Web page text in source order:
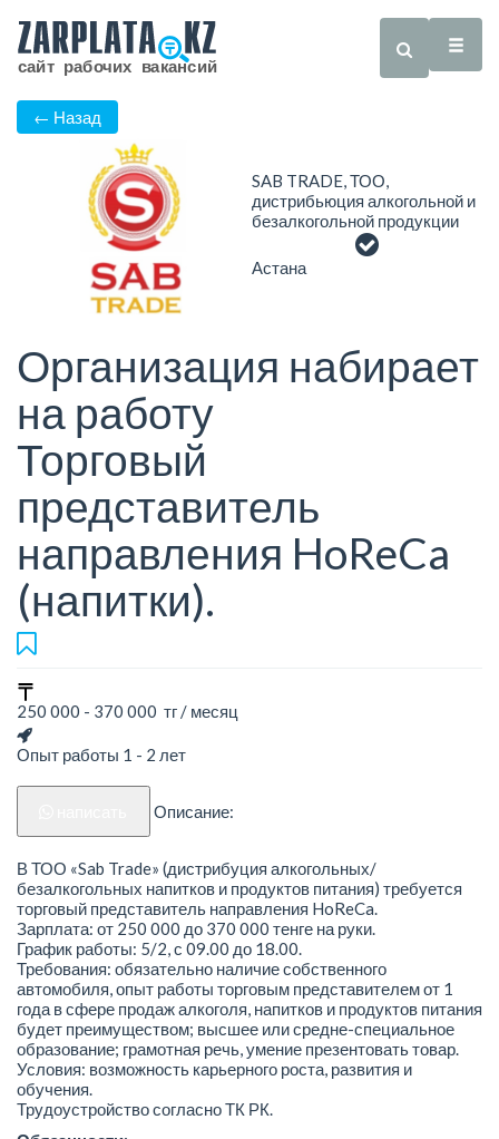
← Назад
SAB TRADE, ТОО,
дистрибьюция алкогольной и
безалкогольной продукции
Астана
Организация набирает
на работу
Торговый
представитель
направления HoReCa
(напитки).
250 000 - 370 000 тг / месяц
Опыт работы 1 - 2 лет
Описание:
В ТОО «Sab Trade» (дистрибуция алкогольных/
безалкогольных напитков и продуктов питания) требуется
торговый представитель направления HoReCa.
Зарплата: от 250 000 до 370 000 тенге на руки.
График работы: 5/2, с 09.00 до 18.00.
Требования: обязательно наличие собственного
автомобиля, опыт работы торговым представителем от 1
года в сфере продаж алкоголя, напитков и продуктов питания
будет преимуществом; высшее или средне-специальное
образование; грамотная речь, умение презентовать товар.
Условия: возможность карьерного роста, развития и
обучения.
Трудоустройство согласно ТК РК.